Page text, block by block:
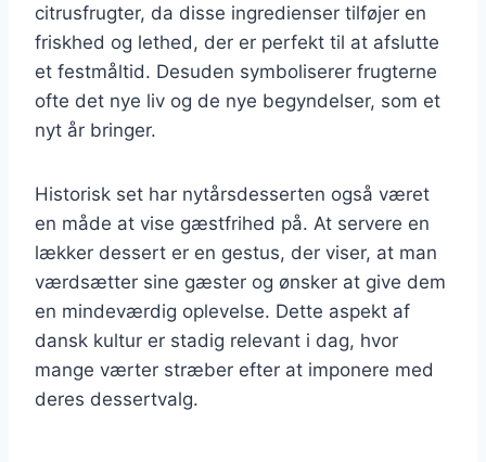
citrusfrugter, da disse ingredienser tilføjer en
friskhed og lethed, der er perfekt til at afslutte
et festmåltid. Desuden symboliserer frugterne
ofte det nye liv og de nye begyndelser, som et
nyt år bringer.
Historisk set har nytårsdesserten også været
en måde at vise gæstfrihed på. At servere en
lækker dessert er en gestus, der viser, at man
værdsætter sine gæster og ønsker at give dem
en mindeværdig oplevelse. Dette aspekt af
dansk kultur er stadig relevant i dag, hvor
mange værter stræber efter at imponere med
deres dessertvalg.